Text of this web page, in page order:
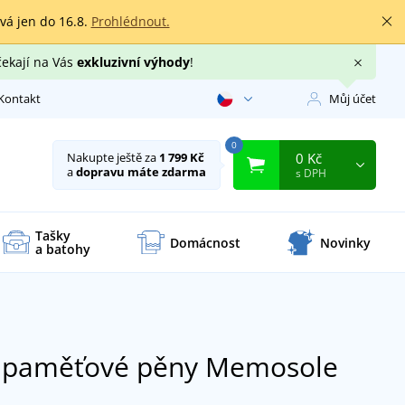
jen do 16.8. Prohlédnout.
na Vás exkluzivní výhody!
Můj účet
Nakupte ještě za 1 799 Kč
adopravu máte zdarma
0
0 Kč
s DPH
Tašky
a batohy Domácnost Novinky
pěny Memosole